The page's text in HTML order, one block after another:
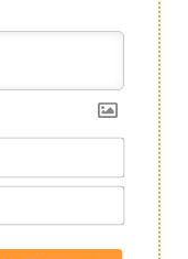
Name*
Email*